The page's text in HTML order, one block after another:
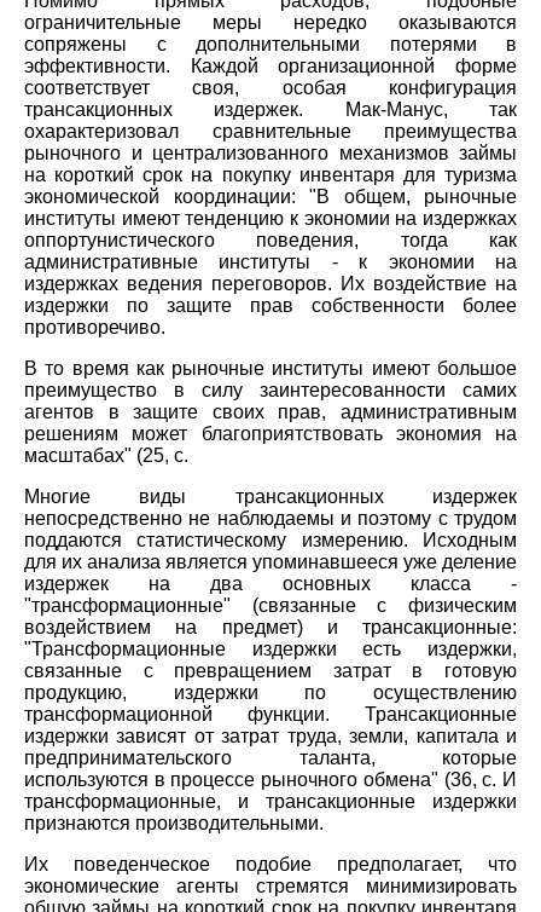
ограничительные меры нередко оказываются
сопряжены с дополнительными потерями в
эффективности. Каждой организационной форме
соответствует своя, особая конфигурация
трансакционных издержек. Мак-Манус, так
охарактеризовал сравнительные преимущества
рыночного и централизованного механизмов займы
на короткий срок на покупку инвентаря для туризма
экономической координации: "В общем, рыночные
институты имеют тенденцию к экономии на издержках
оппортунистического поведения, тогда как
административные институты - к экономии на
издержках ведения переговоров. Их воздействие на
издержки по защите прав собственности более
противоречиво.
В то время как рыночные институты имеют большое
преимущество в силу заинтересованности самих
агентов в защите своих прав, административным
решениям может благоприятствовать экономия на
масштабах" (25, с.
Многие виды трансакционных издержек
непосредственно не наблюдаемы и поэтому с трудом
поддаются статистическому измерению. Исходным
для их анализа является упоминавшееся уже деление
издержек на два основных класса -
"трансформационные" (связанные с физическим
воздействием на предмет) и трансакционные:
"Трансформационные издержки есть издержки,
связанные с превращением затрат в готовую
продукцию, издержки по осуществлению
трансформационной функции. Трансакционные
издержки зависят от затрат труда, земли, капитала и
предпринимательского таланта, которые
используются в процессе рыночного обмена" (36, с. И
трансформационные, и трансакционные издержки
признаются производительными.
Их поведенческое подобие предполагает, что
экономические агенты стремятся минимизировать
общую займы на короткий срок на покупку инвентаря